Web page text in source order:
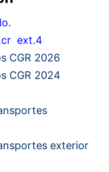
ext.4
CGR 2026
CGR 2024
exterior